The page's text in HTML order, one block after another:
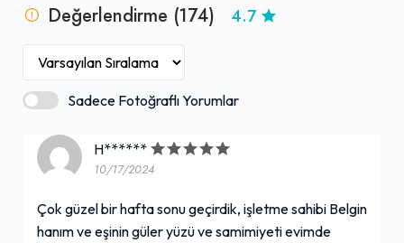
Değerlendirme (174) 4.7
Sadece Fotoğraflı Yorumlar
H******
10/17/2024
Çok güzel bir hafta sonu geçirdik, işletme sahibi Belgin
hanım ve eşinin güler yüzü ve samimiyeti evimde